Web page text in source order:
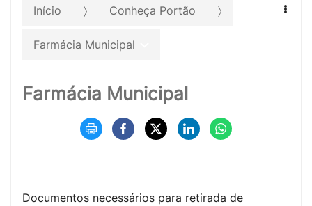
Início Conheça Portão
Farmácia Municipal
Farmácia Municipal
Documentos necessários para retirada de